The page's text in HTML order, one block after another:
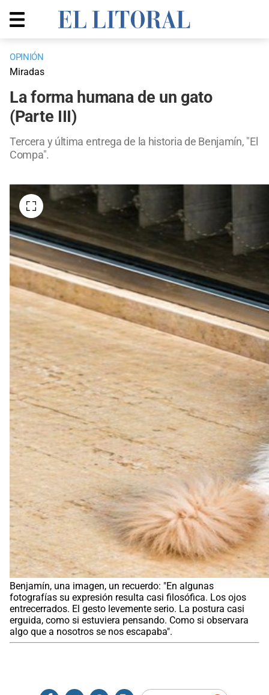
OPINIÓN
Miradas
La forma humana de un gato
(Parte III)
Tercera y última entrega de la historia de Benjamín, "El
Compa".
Benjamín, una imagen, un recuerdo: "En algunas
fotografías su expresión resulta casi filosófica. Los ojos
entrecerrados. El gesto levemente serio. La postura casi
erguida, como si estuviera pensando. Como si observara
algo que a nosotros se nos escapaba".